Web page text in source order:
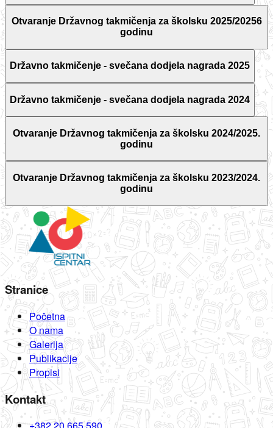
Otvaranje Državnog takmičenja za školsku 2025/20256
godinu
Državno takmičenje - svečana dodjela nagrada 2025
Državno takmičenje - svečana dodjela nagrada 2024
Otvaranje Državnog takmičenja za školsku 2024/2025.
godinu
Otvaranje Državnog takmičenja za školsku 2023/2024.
godinu
Stranice
Početna
O nama
Galerija
Publikacije
Propisi
Kontakt